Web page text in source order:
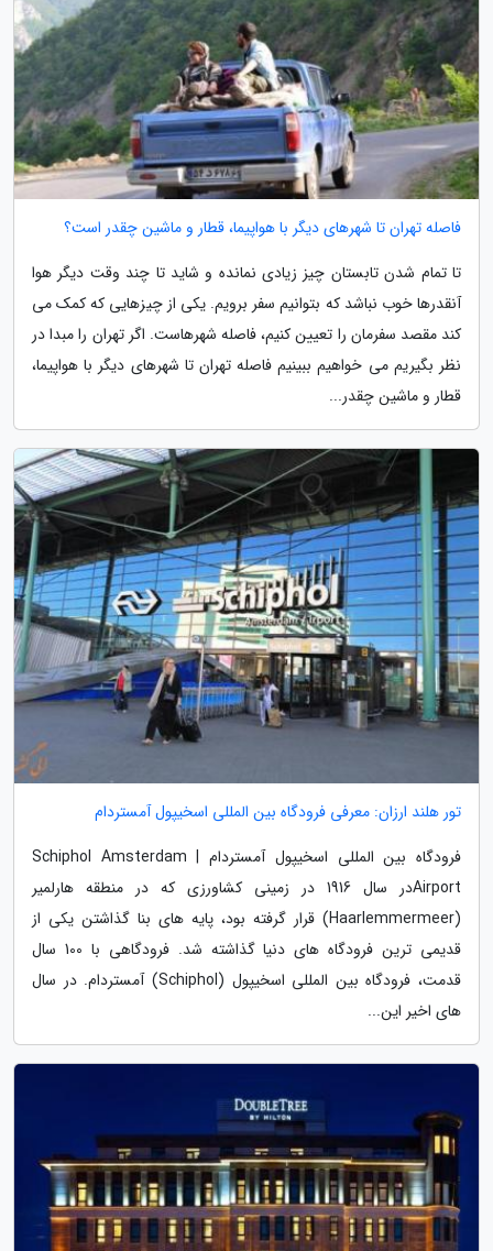
فاصله تهران تا شهرهای دیگر با هواپیما، قطار و ماشین چقدر است؟
تا تمام شدن تابستان چیز زیادی نمانده و شاید تا چند وقت دیگر هوا
آنقدرها خوب نباشد که بتوانیم سفر برویم. یکی از چیزهایی که کمک می
کند مقصد سفرمان را تعیین کنیم، فاصله شهرهاست. اگر تهران را مبدا در
نظر بگیریم می خواهیم ببینیم فاصله تهران تا شهرهای دیگر با هواپیما،
قطار و ماشین چقدر...
تور هلند ارزان: معرفی فرودگاه بین المللی اسخیپول آمستردام
فرودگاه بین المللی اسخیپول آمستردام | Schiphol Amsterdam
Airportدر سال 1916 در زمینی کشاورزی که در منطقه هارلمیر
(Haarlemmermeer) قرار گرفته بود، پایه های بنا گذاشتن یکی از
قدیمی ترین فرودگاه های دنیا گذاشته شد. فرودگاهی با 100 سال
قدمت، فرودگاه بین المللی اسخیپول (Schiphol) آمستردام. در سال
های اخیر این...